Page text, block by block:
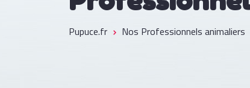
Pupuce.fr Nos Professionnels animaliers